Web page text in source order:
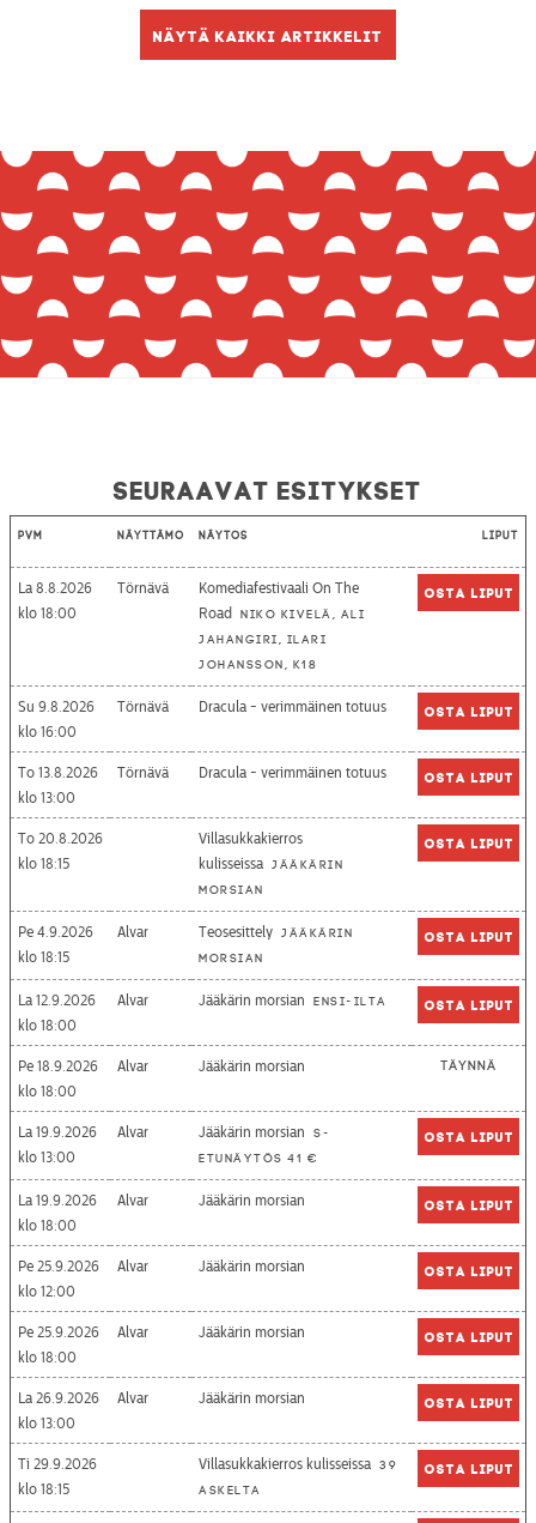
Näytä kaikki artikkelit
Seuraavat esitykset
Pvm Näyttämö Näytös Liput
La 8.8.2026
18:00
Törnävä
Komediafestivaali On The
Road
Niko Kivelä, Ali
Jahangiri, Ilari
Johansson, K18
Osta liput
Su 9.8.2026
16:00
Törnävä Dracula - verimmäinen totuus Osta liput
To 13.8.2026
13:00
Törnävä Dracula - verimmäinen totuus Osta liput
To 20.8.2026
18:15
Villasukkakierros
kulisseissa Jääkärin
morsian
Osta liput
Pe 4.9.2026
18:15
Alvar Teosesittely Jääkärin
morsian
Osta liput
La 12.9.2026
18:00
Alvar Jääkärin morsian Ensi-ilta Osta liput
Pe 18.9.2026
18:00
Alvar Jääkärin morsian Täynnä
La 19.9.2026
13:00
Alvar Jääkärin morsian
S-
etunäytös 41 €
Osta liput
La 19.9.2026
18:00
Alvar Jääkärin morsian Osta liput
Pe 25.9.2026
12:00
Alvar Jääkärin morsian Osta liput
Pe 25.9.2026
18:00
Alvar Jääkärin morsian Osta liput
La 26.9.2026
13:00
Alvar Jääkärin morsian Osta liput
Ti 29.9.2026
18:15
Villasukkakierros kulisseissa 39
askelta
Osta liput